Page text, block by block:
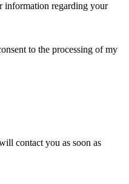
information regarding your
to the processing of my
contact you as soon as